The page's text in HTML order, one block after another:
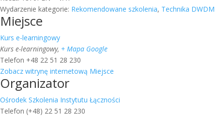
Wydarzenie kategorie: Rekomendowane szkolenia, Technika DWDM
Miejsce
Kurs e-learningowy
Kurs e-learningowy, + Mapa Google
Telefon +48 22 51 28 230
Zobacz witrynę internetową Miejsce
Organizator
Ośrodek Szkolenia Instytutu Łączności
Telefon (+48) 22 51 28 230